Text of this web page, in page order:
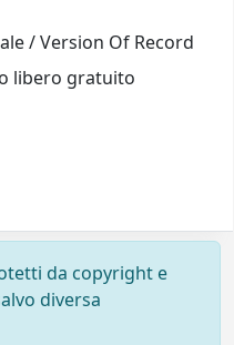
/ Version Of Record
libero gratuito
da copyright e
diversa